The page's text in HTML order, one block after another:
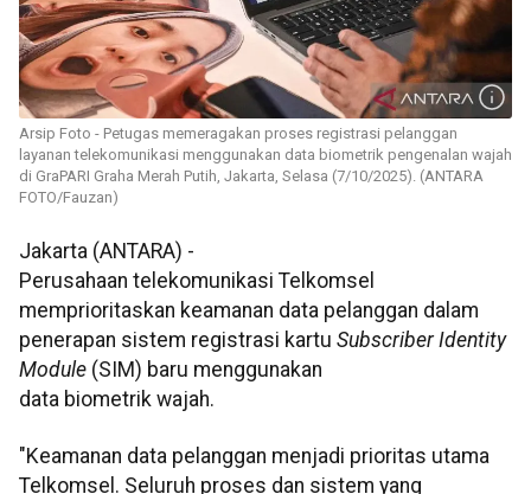
Arsip Foto - Petugas memeragakan proses registrasi pelanggan
layanan telekomunikasi menggunakan data biometrik pengenalan wajah
di GraPARI Graha Merah Putih, Jakarta, Selasa (7/10/2025). (ANTARA
FOTO/Fauzan)
Jakarta (ANTARA) -
Perusahaan telekomunikasi Telkomsel
memprioritaskan keamanan data pelanggan dalam
penerapan sistem registrasi kartu Subscriber Identity
Module (SIM) baru menggunakan
data biometrik wajah.
"Keamanan data pelanggan menjadi prioritas utama
Telkomsel. Seluruh proses dan sistem yang